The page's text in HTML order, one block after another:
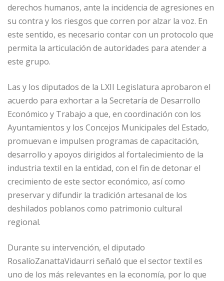
derechos humanos, ante la incidencia de agresiones en
su contra y los riesgos que corren por alzar la voz. En
este sentido, es necesario contar con un protocolo que
permita la articulación de autoridades para atender a
este grupo.
Las y los diputados de la LXII Legislatura aprobaron el
acuerdo para exhortar a la Secretaría de Desarrollo
Económico y Trabajo a que, en coordinación con los
Ayuntamientos y los Concejos Municipales del Estado,
promuevan e impulsen programas de capacitación,
desarrollo y apoyos dirigidos al fortalecimiento de la
industria textil en la entidad, con el fin de detonar el
crecimiento de este sector económico, así como
preservar y difundir la tradición artesanal de los
deshilados poblanos como patrimonio cultural
regional.
Durante su intervención, el diputado
RosalíoZanattaVidaurri señaló que el sector textil es
uno de los más relevantes en la economía, por lo que